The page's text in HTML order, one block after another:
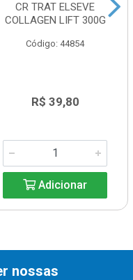
CR TRAT ELSEVE
COLLAGEN LIFT 300G
Código: 44854
R$ 39,80
Adicionar
nossas